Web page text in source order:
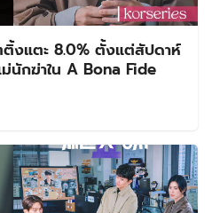
ติ้งแตะ 8.0% ตั้งแต่สัปดาห์
นักฆ่าใน A Bona Fide